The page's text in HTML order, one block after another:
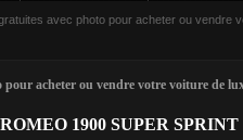
avec photo pour acheter ou vendre
pour acheter ou vendre votre voiture de
1900 SUPER SPRINT